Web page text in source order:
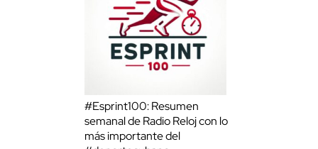
#Esprint100: Resumen
semanal de Radio Reloj con lo
más importante del